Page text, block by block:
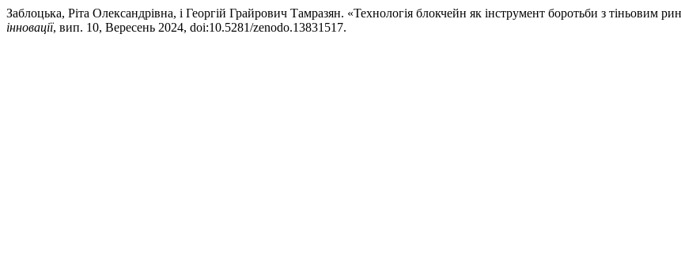
Заблоцька, Ріта Олександрівна, і Георгій Грайрович Тамразян. «Технологія блокчейн як інструмент боротьби з тіньовим
інновації, вип. 10, Вересень 2024, doi:10.5281/zenodo.13831517.